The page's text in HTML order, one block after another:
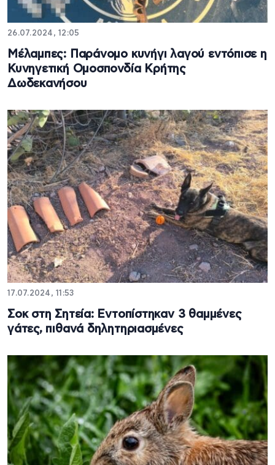
26.07.2024, 12:05
Μέλαμπες: Παράνομο κυνήγι λαγού εντόπισε η
Κυνηγετική Ομοσπονδία Κρήτης
Δωδεκανήσου
17.07.2024, 11:53
Σοκ στη Σητεία: Εντοπίστηκαν 3 θαμμένες
γάτες, πιθανά δηλητηριασμένες